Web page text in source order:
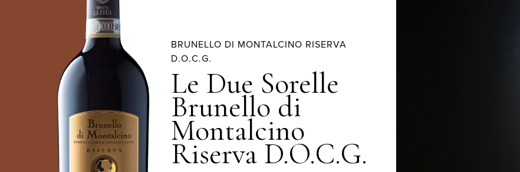
BRUNELLO DI MONTALCINO RISERVA
D.O.C.G.
Le Due Sorelle
Brunello di
Montalcino
Riserva D.O.C.G.